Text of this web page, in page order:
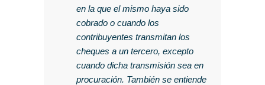
en la que el mismo haya sido
cobrado o cuando los
contribuyentes transmitan los
cheques a un tercero, excepto
cuando dicha transmisión sea en
procuración. También se entiende